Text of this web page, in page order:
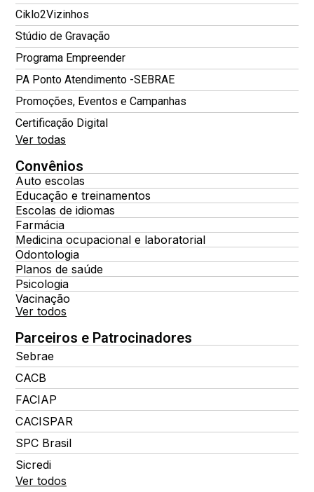
Ciklo2Vizinhos
Stúdio de Gravação
Programa Empreender
PA Ponto Atendimento -SEBRAE
Promoções, Eventos e Campanhas
Certificação Digital
Ver todas
Convênios
Auto escolas
Educação e treinamentos
Escolas de idiomas
Farmácia
Medicina ocupacional e laboratorial
Odontologia
Planos de saúde
Psicologia
Vacinação
Ver todos
Parceiros e Patrocinadores
Sebrae
CACB
FACIAP
CACISPAR
SPC Brasil
Sicredi
Ver todos